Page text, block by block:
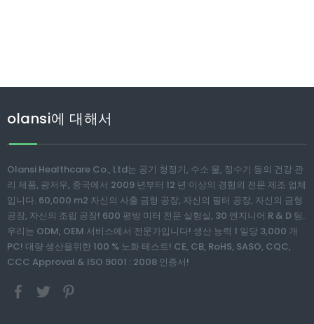
olansi에 대해서
Olansi Healthcare Co., Ltd는 공기 청정기, 수소 물, 정수기 등의 건강 관
리 제품, 광저우, 중국에서 2009 년부터 12 년 이상의 경험의 전문 제조 업체
입니다. 60,000 m2 자신의 사출 금형 공장, 자신의 필터 공장, 자신의 금형
공장, 자신의 조립 공장! 600 평방 미터 전문 실험실, 30 엔지니어 R & D 팀.
우리는 ODM, OEM 서비스에서 전문가입니다! 생산 능력 1 일당 3,000 개
PC! 대량 생산을위한 100 % 노화 테스트! CE, CB, RoHS, SASO, CQC,
CCC Approval & ISO 9001 : 2008 인증서!